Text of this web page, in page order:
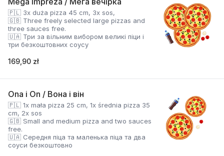
🇵🇱 3x duża pizza 45 cm, 3x sos,
🇬🇧 Three freely selected large pizzas and
three sauces free.
🇺🇦 Три за вільним вибором великі піци і
три безкоштовних соусу
169,90 zł
Ona i On / Вона і він
🇵🇱 1x mała pizza 25 cm, 1x średnia pizza 35
cm, 2x sos
🇬🇧 Small and medium pizza and two sauces
free.
🇺🇦 Середня піца та маленька піца та два
соуси безкоштовно